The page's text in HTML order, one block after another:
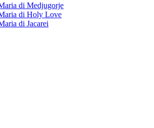
di Medjugorje
di Holy Love
di Jacarei